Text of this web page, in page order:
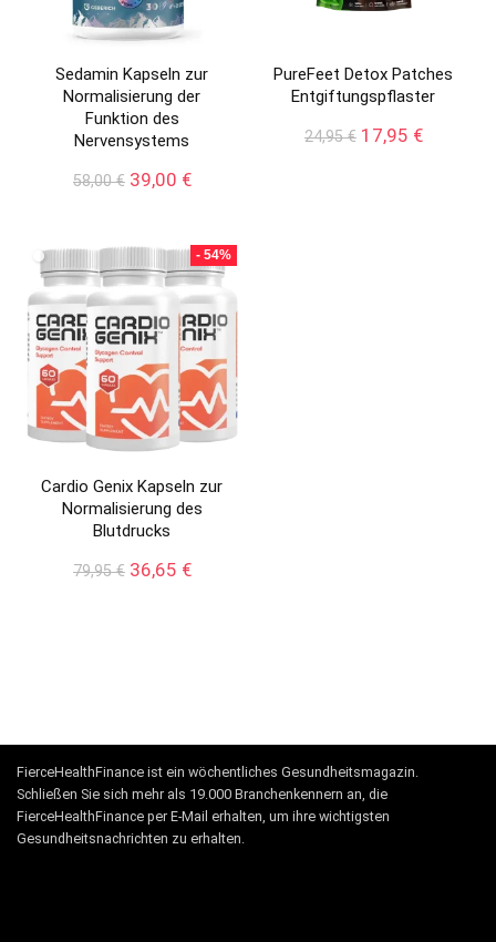
Sedamin Kapseln zur
Normalisierung der
Funktion des
Nervensystems
58,00€ Ursprünglicher
58,00 €
39,00 €Aktueller
39,00 €.
PureFeet Detox Patches
Entgiftungspflaster
24,95€ Ursprünglicher
17,95 €Aktueller
- 54%
Cardio Genix Kapseln zur
Normalisierung des
Blutdrucks
79,95€ Ursprünglicher
36,65 €Aktueller
FierceHealthFinance ist ein wöchentliches Gesundheitsmagazin.
Schließen Sie sich mehr als 19.000 Branchenkennern an, die
FierceHealthFinance per E-Mail erhalten, um ihre wichtigsten
Gesundheitsnachrichten zu erhalten.